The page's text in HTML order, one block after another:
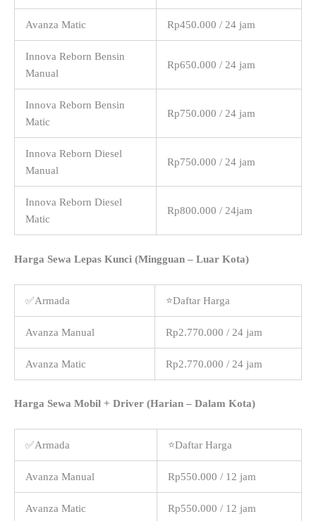
Avanza Matic Rp450.000 / 24 jam
Innova Reborn Bensin
Manual
Rp650.000 / 24 jam
Innova Reborn Bensin
Matic
Rp750.000 / 24 jam
Innova Reborn Diesel
Manual
Rp750.000 / 24 jam
Innova Reborn Diesel
Matic
Rp800.000 / 24jam
Harga Sewa Lepas Kunci (Mingguan – Luar Kota)
✅Armada ⭐Daftar Harga
Avanza Manual Rp2.770.000 / 24 jam
Avanza Matic Rp2.770.000 / 24 jam
Harga Sewa Mobil + Driver (Harian – Dalam Kota)
✅Armada ⭐Daftar Harga
Avanza Manual Rp550.000 / 12 jam
Avanza Matic Rp550.000 / 12 jam